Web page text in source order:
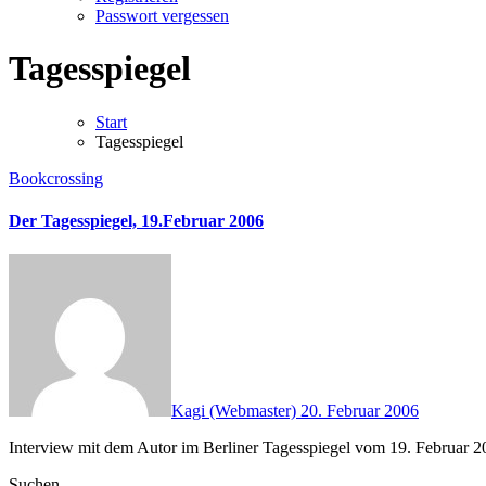
Passwort vergessen
Tagesspiegel
Start
Tagesspiegel
Bookcrossing
Der Tagesspiegel, 19.Februar 2006
Kagi (Webmaster) 20. Februar 2006
Interview mit dem Autor im Berliner Tagesspiegel vom 19. Februar